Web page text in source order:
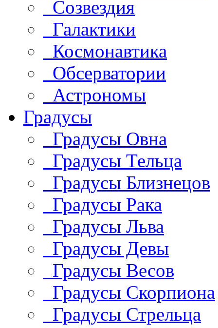
Созвездия
Галактики
Космонавтика
Обсерватории
Астрономы
Градусы
Градусы Овна
Градусы Тельца
Градусы Близнецов
Градусы Рака
Градусы Льва
Градусы Девы
Градусы Весов
Градусы Скорпиона
Градусы Стрельца